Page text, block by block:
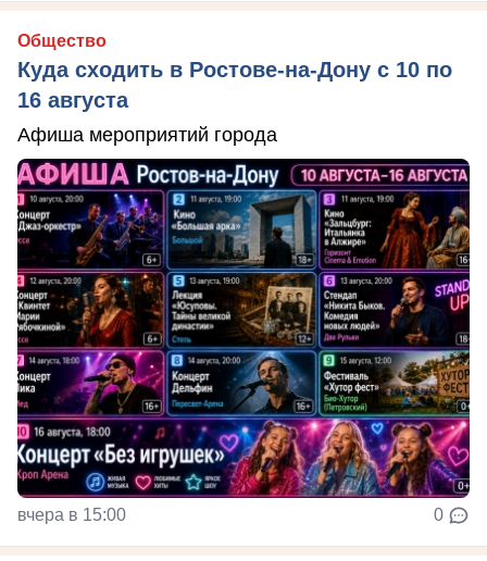
Общество
Куда сходить в Ростове-на-Дону с 10 по
16 августа
Афиша мероприятий города
вчера в 15:00 0